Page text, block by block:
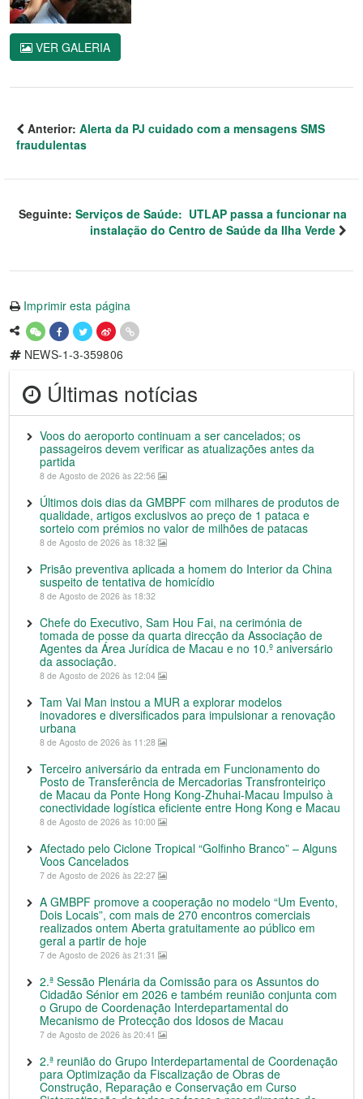
VER GALERIA
Anterior: Alerta da PJ cuidado com a mensagens SMS
fraudulentas
Seguinte: Serviços de Saúde: UTLAP passa a funcionar na
instalação do Centro de Saúde da Ilha Verde
Imprimir esta página
NEWS-1-3-359806
Últimas notícias
Voos do aeroporto continuam a ser cancelados; os
passageiros devem verificar as atualizações antes da
partida
8 de Agosto de 2026 às 22:56
Últimos dois dias da GMBPF com milhares de produtos de
qualidade, artigos exclusivos ao preço de 1 pataca e
sorteio com prémios no valor de milhões de patacas
8 de Agosto de 2026 às 18:32
Prisão preventiva aplicada a homem do Interior da China
suspeito de tentativa de homicídio
8 de Agosto de 2026 às 18:32
Chefe do Executivo, Sam Hou Fai, na cerimónia de
tomada de posse da quarta direcção da Associação de
Agentes da Área Jurídica de Macau e no 10.º aniversário
da associação.
8 de Agosto de 2026 às 12:04
Tam Vai Man instou a MUR a explorar modelos
inovadores e diversificados para impulsionar a renovação
urbana
8 de Agosto de 2026 às 11:28
Terceiro aniversário da entrada em Funcionamento do
Posto de Transferência de Mercadorias Transfronteiriço
de Macau da Ponte Hong Kong-Zhuhai-Macau Impulso à
conectividade logística eficiente entre Hong Kong e Macau
8 de Agosto de 2026 às 10:00
Afectado pelo Ciclone Tropical “Golfinho Branco” – Alguns
Voos Cancelados
7 de Agosto de 2026 às 22:27
A GMBPF promove a cooperação no modelo “Um Evento,
Dois Locais”, com mais de 270 encontros comerciais
realizados ontem Aberta gratuitamente ao público em
geral a partir de hoje
7 de Agosto de 2026 às 21:31
2.ª Sessão Plenária da Comissão para os Assuntos do
Cidadão Sénior em 2026 e também reunião conjunta com
o Grupo de Coordenação Interdepartamental do
Mecanismo de Protecção dos Idosos de Macau
7 de Agosto de 2026 às 20:41
2.ª reunião do Grupo Interdepartamental de Coordenação
para Optimização da Fiscalização de Obras de
Construção, Reparação e Conservação em Curso